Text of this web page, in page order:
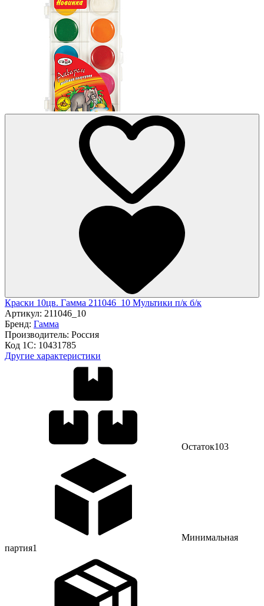
Краски 10цв. Гамма 211046_10 Мультики п/к б/к
Артикул: 211046_10
Бренд: Гамма
Производитель: Россия
Код 1С: 10431785
Другие характеристики
Остаток103
Минимальная
партия1